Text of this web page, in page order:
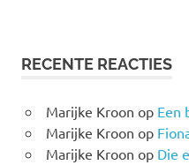
RECENTE REACTIES
Marijke Kroon op Een
Marijke Kroon op
Marijke Kroon op Die